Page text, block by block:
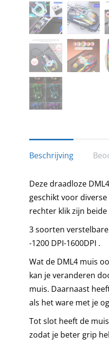
Beschrijving
Deze draadloze
geschikt voor
rechter klik zijn
3 soorten
-1200 DPI-1600DPI .
Wat de DML4 muis
kan je veranderen
muis. Daarnaast
als het ware met je
Tot slot heeft de
zodat je beter grip